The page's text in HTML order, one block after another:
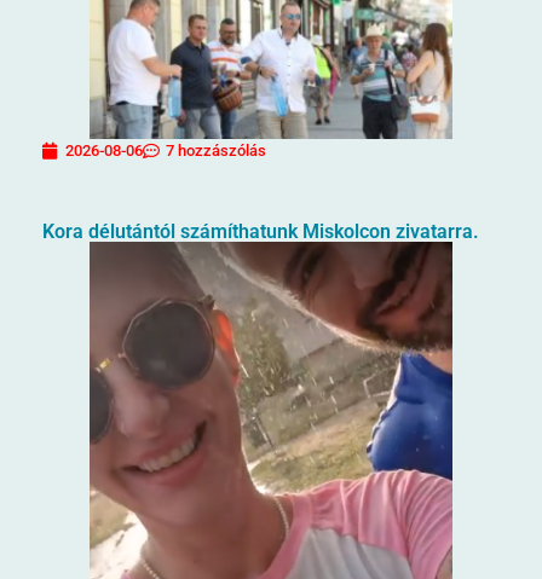
2026-08-06 7 hozzászólás
Kora délutántól számíthatunk Miskolcon zivatarra.